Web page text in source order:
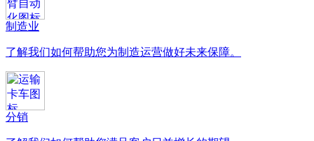
制造业
了解我们如何帮助您为制造运营做好未来保障。
分销